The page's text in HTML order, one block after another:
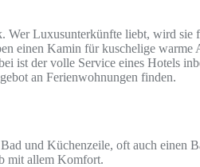
Luxusunterkünfte liebt, wird
einen Kamin für kuschelige
ist der volle Service eines Hotels
an Ferienwohnungen finden.
und Küchenzeile, oft auch einen
mit allem Komfort.